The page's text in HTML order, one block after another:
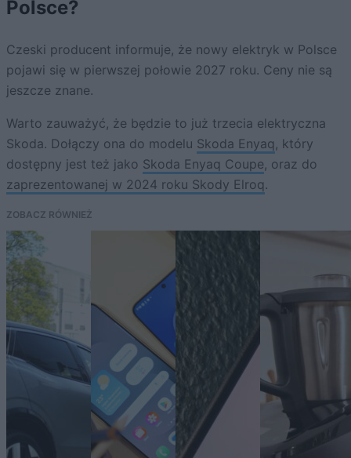
Polsce?
Czeski producent informuje, że nowy elektryk w Polsce
pojawi się w pierwszej połowie 2027 roku. Ceny nie są
jeszcze znane.
Warto zauważyć, że będzie to już trzecia elektryczna
Skoda. Dołączy ona do modelu Skoda Enyaq , który
dostępny jest też jako Skoda Enyaq Coupe, oraz do
zaprezentowanej w 2024 roku Skody Elroq .
ZOBACZ RÓWNIEŻ